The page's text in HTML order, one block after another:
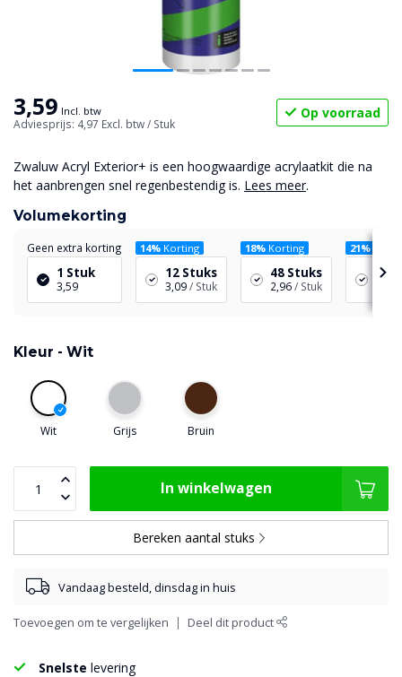
3,59 Incl. btw
Adviesprijs: 4,97 Excl. btw/ Stuk
Op voorraad
Zwaluw Acryl Exterior+ is een hoogwaardige acrylaatkit die na
het aanbrengen snel regenbestendig is. Lees meer.
Volumekorting
Geen extra korting
1 Stuk
3,59
14% Korting
12 Stuks
3,09/ Stuk
18% Korting
48 Stuks
2,96/ Stuk
21%
96
Kleur - Wit
Wit Grijs Bruin
In winkelwagen
Bereken aantal stuks
Vandaag besteld, dinsdag in huis
Toevoegen om te vergelijken Deel dit product
Snelste levering